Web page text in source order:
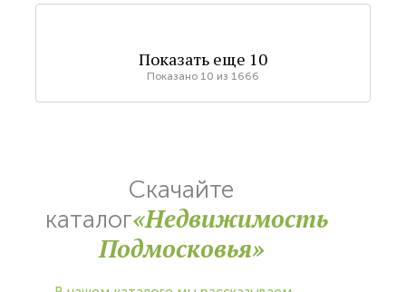
Показать еще 10
Показано 10 из 1666
Скачайте
каталог«Недвижимость
Подмосковья»